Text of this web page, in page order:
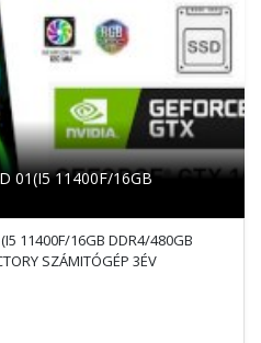
01(I5 11400F/16GB
11400F/16GB DDR4/480GB
SZÁMITÓGÉP 3ÉV